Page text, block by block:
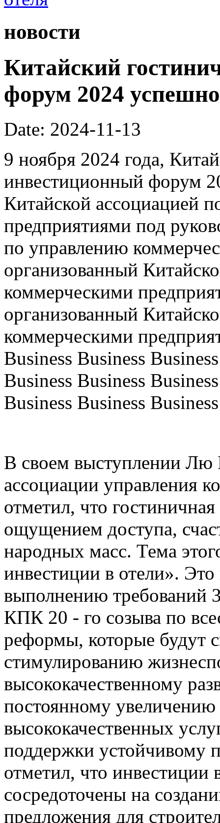
новости
Китайский
форум 2024
Date: 2024-11-13
9 ноября 2024 года,
инвестиционный форум
Китайской ассоциацией
предприятиями под
по управлению
организованный
коммерческими
организованный
коммерческими
Business Business
Business Business
Business Business
В своем выступлении Лю
ассоциации управления
отметил, что
ощущением доступа,
народных масс. Тема
инвестиции в отели».
выполнению требований
КПК 20 - го созыва по
реформы, которые будут
стимулированию
высококачественному
постоянному
высококачественных
поддержки устойчивому
отметил, что
сосредоточены на
предложения для